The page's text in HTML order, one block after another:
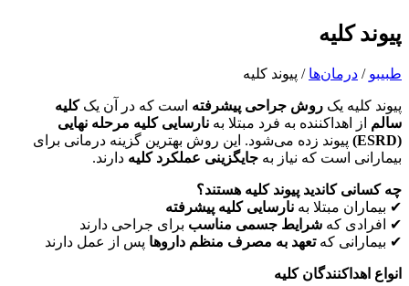
پیوند کلیه
طبیبو / درمان‌ها / پیوند کلیه
پیوند کلیه یک روش جراحی پیشرفته است که در آن یککلیه
سالم از اهداکننده به فرد مبتلا به نارسایی کلیه مرحله نهایی
(ESRD)
پیوند زده می‌شود. این روش بهترین گزینه درمانی برای
بیمارانی است که نیاز به جایگزینی عملکرد کلیه دارند.
چه کسانی کاندید پیوند کلیه هستند؟
✔ بیماران مبتلا به نارسایی کلیه پیشرفته
✔ افرادی که شرایط جسمی مناسب برای جراحی دارند
✔ بیمارانی کهتعهد به مصرف منظم داروها پس از عمل دارند
انواع اهداکنندگان کلیه